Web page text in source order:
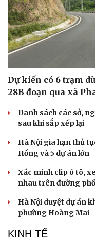
Dự kiến có 6 trạm
28B đoạn qua xã
Danh sách các sở,
sau khi sắp xếp lại
Hà Nội gia hạn thủ
Hồng và 5 dự án lớn
Xác minh clip ô tô,
nhau trên đường
Hà Nội duyệt dự án
phường Hoàng Mai
KINH TẾ